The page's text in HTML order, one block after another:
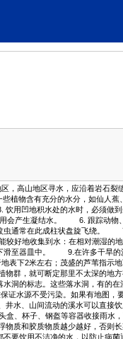
山地区寻水，应沿着岩石裂
植物含有充分的水分，如仙
用凹地积水处的水时，必须做
会产生凝结水。 6. 跟踪动物
虫通常在此成柱状盘旋飞绕。
好地收集到水：在相对潮湿的
滑至器皿中。 9.在许多干旱的
表下2米左右；茂盛的芦苇指示
群，就可断定那里不太深的地
洞的标志。这些落水洞，有的
水源不受污染。如果有地图，
、山间流动的溪水可以直接饮
、杯子、钢盔等容器收接雨水
物质和胶质物质越少越好，否
要饮用不洁净的水，以防止病